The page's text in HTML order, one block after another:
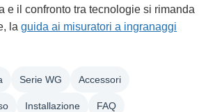
e il confronto tra tecnologie si rimanda
la guida ai misuratori a ingranaggi
Serie WG Accessori
Installazione FAQ